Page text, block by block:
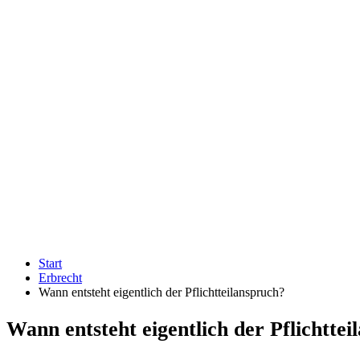
Start
Erbrecht
Wann entsteht eigentlich der Pflichtteilanspruch?
Wann entsteht eigentlich der